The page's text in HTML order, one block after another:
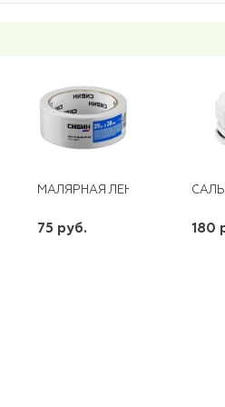
ОПЛЕТКА Д/СМЕСИТЕЛЯ
МАЛЯРНАЯ ЛЕНТА КРЕПОВАЯ
75 руб. 180